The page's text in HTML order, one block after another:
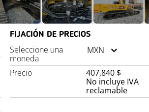
FIJACIÓN DE PRECIOS
Seleccione una
moneda
MXN
Precio
407,840 $
No incluye IVA
reclamable